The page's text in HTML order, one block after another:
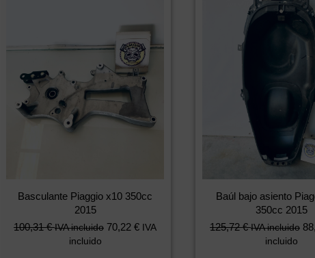
Basculante Piaggio x10 350cc
2015
100,31€ IVA incluido 70,22 € IVA
incluido
Baúl bajo asiento
350cc 2015
125,72€ IVA incluido
incluido